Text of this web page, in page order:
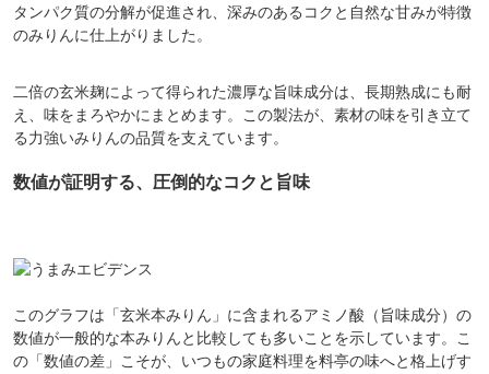
タンパク質の分解が促進され、深みのあるコクと自然な甘みが特徴
のみりんに仕上がりました。
二倍の玄米麹によって得られた濃厚な旨味成分は、長期熟成にも耐
え、味をまろやかにまとめます。この製法が、素材の味を引き立て
る力強いみりんの品質を支えています。
数値が証明する、圧倒的なコクと旨味
このグラフは「玄米本みりん」に含まれるアミノ酸（旨味成分）の
数値が一般的な本みりんと比較しても多いことを示しています。こ
の「数値の差」こそが、いつもの家庭料理を料亭の味へと格上げす